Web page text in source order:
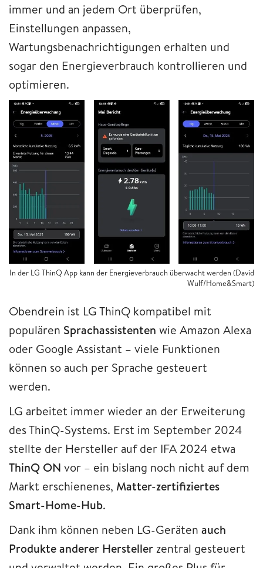
immer und an jedem Ort überprüfen,
Einstellungen anpassen,
Wartungsbenachrichtigungen erhalten und
sogar den Energieverbrauch kontrollieren und
optimieren.
In der LG ThinQ App kann der Energieverbrauch überwacht werden (David
Wulf/Home&Smart)
Obendrein ist LG ThinQ kompatibel mit
populären Sprachassistenten wie Amazon Alexa
oder Google Assistant – viele Funktionen
können so auch per Sprache gesteuert
werden.
LG arbeitet immer wieder an der Erweiterung
des ThinQ-Systems. Erst im September 2024
stellte der Hersteller auf der IFA 2024 etwa
ThinQ ON vor – ein bislang noch nicht auf dem
Markt erschienenes, Matter-zertifiziertes
Smart-Home-Hub.
Dank ihm können neben LG-Geräten auch
Produkte anderer Herstellerzentral gesteuert